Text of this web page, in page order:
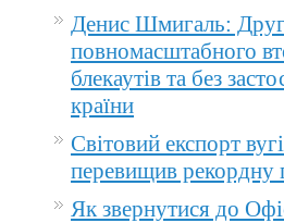
Денис Шмигаль:
повномасштабного
блекаутів та без
країни
Світовий експорт
перевищив рекордну
Як звернутися до